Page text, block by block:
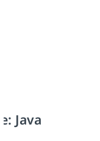
Java